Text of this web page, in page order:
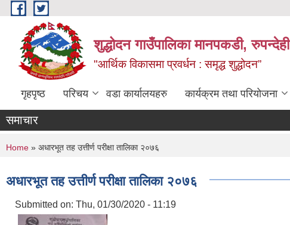
Skip to main content
शुद्धोदन गाउँपालिका मानपकडी, रुपन्देही
"आर्थिक विकासमा प्रवर्धन : समृद्ध शुद्धोदन”
गृहपृष्ठ परिचय वडा कार्यालयहरु कार्यक्रम तथा परियोजना
समाचार
You are here
Home » अधारभूत तह उत्तीर्ण परीक्षा तालिका २०७६
अधारभूत तह उत्तीर्ण परीक्षा तालिका २०७६
Submitted on: Thu, 01/30/2020 - 11:19